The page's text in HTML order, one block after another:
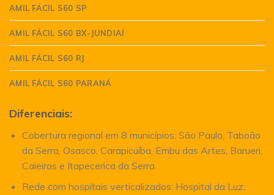
AMIL FÁCIL S60 SP
AMIL FÁCIL S60 BX-JUNDIAÍ
AMIL FÁCIL S60 RJ
AMIL FÁCIL S60 PARANÁ
Diferenciais:
Cobertura regional em 8 municípios: São Paulo, Taboão
da Serra, Osasco, Carapicuíba, Embu das Artes, Barueri,
Caieiras e Itapecerica da Serra.
Rede com hospitais verticalizados: Hospital da Luz,